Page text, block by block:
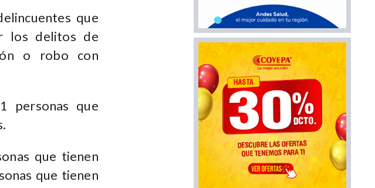
que
los delitos de
o robo con
personas que
que tienen
que tienen